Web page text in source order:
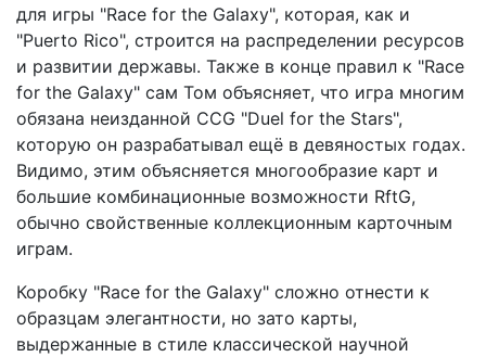
для игры "Race for the Galaxy", которая, как и
"Puerto Rico", строится на распределении ресурсов
и развитии державы. Также в конце правил к "Race
for the Galaxy" сам Том объясняет, что игра многим
обязана неизданной CCG "Duel for the Stars",
которую он разрабатывал ещё в девяностых годах.
Видимо, этим объясняется многообразие карт и
большие комбинационные возможности RftG,
обычно свойственные коллекционным карточным
играм.
Коробку "Race for the Galaxy" сложно отнести к
образцам элегантности, но зато карты,
выдержанные в стиле классической научной